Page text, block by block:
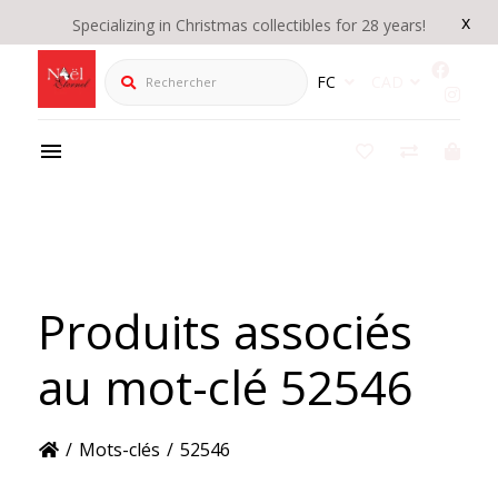
x
Specializing in Christmas collectibles for 28 years!
Rechercher FC
Produits associés
au mot-clé 52546
/ Mots-clés / 52546